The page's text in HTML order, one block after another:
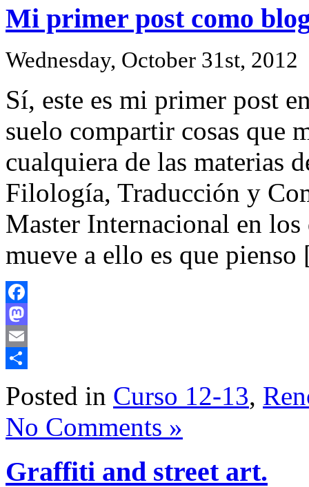
Mi primer post como
Wednesday, October 31st, 2012
Sí, este es mi primer post
suelo compartir cosas que
cualquiera de las materias
Filología, Traducción y
Master Internacional en
mueve a ello es que
Facebook
Mastodon
Email
Posted in Curso 12-13,
No Comments »
Graffiti and street art.